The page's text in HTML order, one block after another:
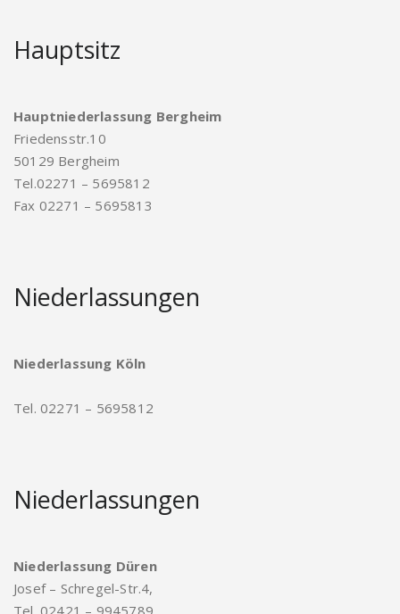
Hauptsitz
Hauptniederlassung Bergheim
Friedensstr.10
50129 Bergheim
Tel.02271 – 5695812
Fax 02271 – 5695813
Niederlassungen
Niederlassung Köln
Tel. 02271 – 5695812
Niederlassungen
Niederlassung Düren
Josef – Schregel-Str.4,
Tel. 02421 – 9945789